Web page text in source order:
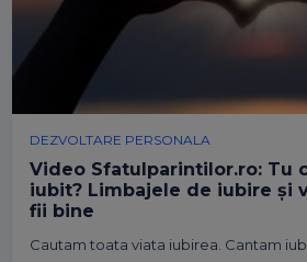
DEZVOLTARE PERSONALA
Video Sfatulparintilor.ro: Tu
iubit? Limbajele de iubire și
fii bine
Cautam toata viata iubirea. Cantam